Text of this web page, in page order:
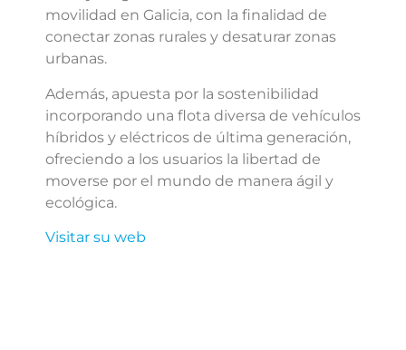
movilidad en Galicia, con la finalidad de
conectar zonas rurales y desaturar zonas
urbanas.
Además, apuesta por la sostenibilidad
incorporando una flota diversa de vehículos
híbridos y eléctricos de última generación,
ofreciendo a los usuarios la libertad de
moverse por el mundo de manera ágil y
ecológica.
Visitar su web